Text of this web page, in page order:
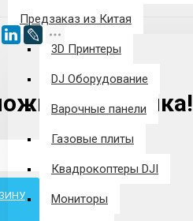
Предзаказ из Китая
3D Принтеры
DJ Оборудование
Варочные панели
Газовые плиты
Квадрокоптеры DJI
Мониторы
рассрочка!